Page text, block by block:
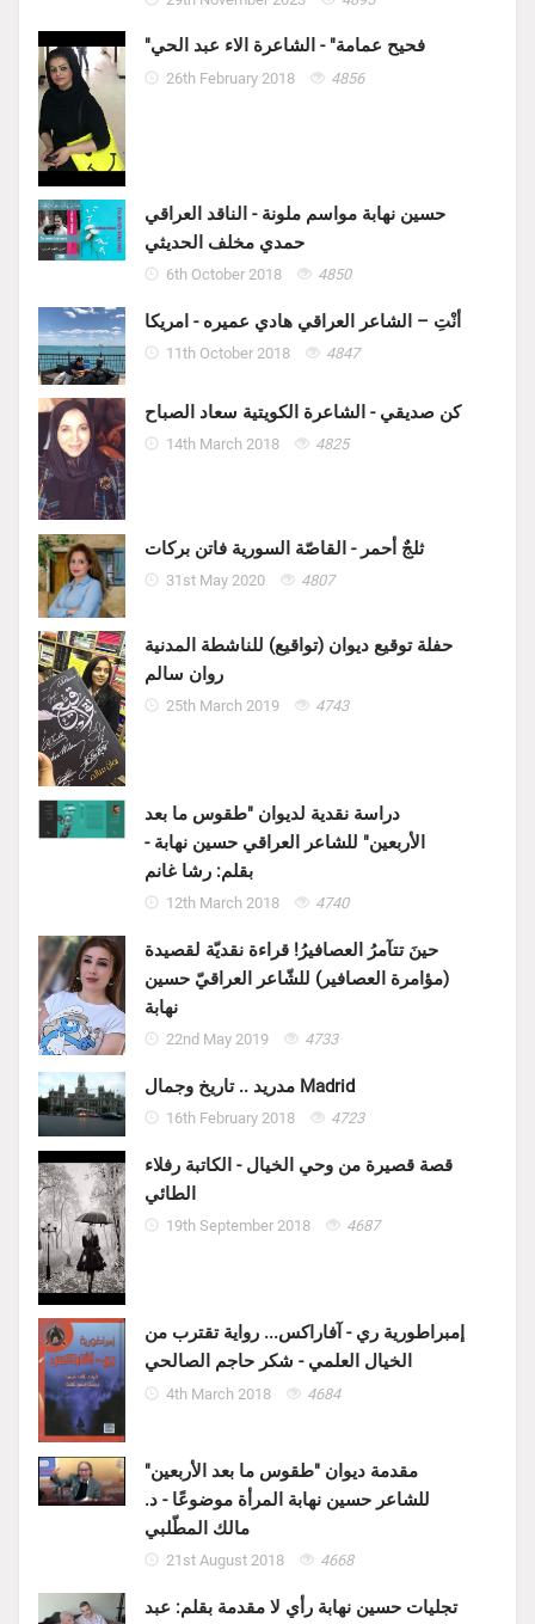
"فحيح عمامة" - الشاعرة الاء عبد الحي
26th February 2018 4856
حسين نهابة مواسم ملونة - الناقد العراقي
حمدي مخلف الحديثي
6th October 2018 4850
أنْتِ – الشاعر العراقي هادي عميره - امريكا
11th October 2018 4847
كن صديقي - الشاعرة الكويتية سعاد الصباح
14th March 2018 4825
ثلجٌ أحمر - القاصّة السورية فاتن بركات
31st May 2020 4807
حفلة توقيع ديوان (تواقيع) للناشطة المدنية
روان سالم
25th March 2019 4743
دراسة نقدية لديوان "طقوس ما بعد
الأربعين" للشاعر العراقي حسين نهابة -
بقلم: رشا غانم
12th March 2018 4740
حينَ تتآمرُ العصافيرُ! قراءة نقديّة لقصيدة
(مؤامرة العصافير) للشّاعر العراقيّ حسين
نهابة
22nd May 2019 4733
مدريد .. تاريخ وجمال Madrid
16th February 2018 4723
قصة قصيرة من وحي الخيال - الكاتبة رفلاء
الطائي
19th September 2018 4687
إمبراطورية ري - آفاراكس... رواية تقترب من
الخيال العلمي - شكر حاجم الصالحي
4th March 2018 4684
مقدمة ديوان "طقوس ما بعد الأربعين"
للشاعر حسين نهابة المرأة موضوعًا - د.
مالك المطّلبي
21st August 2018 4668
تجليات حسين نهابة رأي لا مقدمة بقلم: عبد